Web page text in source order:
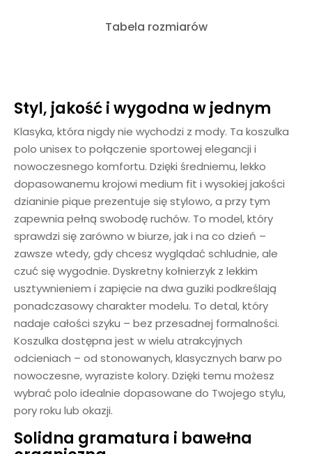
Tabela rozmiarów
Styl, jakość i wygodna w jednym
Klasyka, która nigdy nie wychodzi z mody. Ta koszulka
polo unisex to połączenie sportowej elegancji i
nowoczesnego komfortu. Dzięki średniemu, lekko
dopasowanemu krojowi medium fit i wysokiej jakości
dzianinie pique prezentuje się stylowo, a przy tym
zapewnia pełną swobodę ruchów. To model, który
sprawdzi się zarówno w biurze, jak i na co dzień –
zawsze wtedy, gdy chcesz wyglądać schludnie, ale
czuć się wygodnie. Dyskretny kołnierzyk z lekkim
usztywnieniem i zapięcie na dwa guziki podkreślają
ponadczasowy charakter modelu. To detal, który
nadaje całości szyku – bez przesadnej formalności.
Koszulka dostępna jest w wielu atrakcyjnych
odcieniach – od stonowanych, klasycznych barw po
nowoczesne, wyraziste kolory. Dzięki temu możesz
wybrać polo idealnie dopasowane do Twojego stylu,
pory roku lub okazji.
Solidna gramatura i bawełna